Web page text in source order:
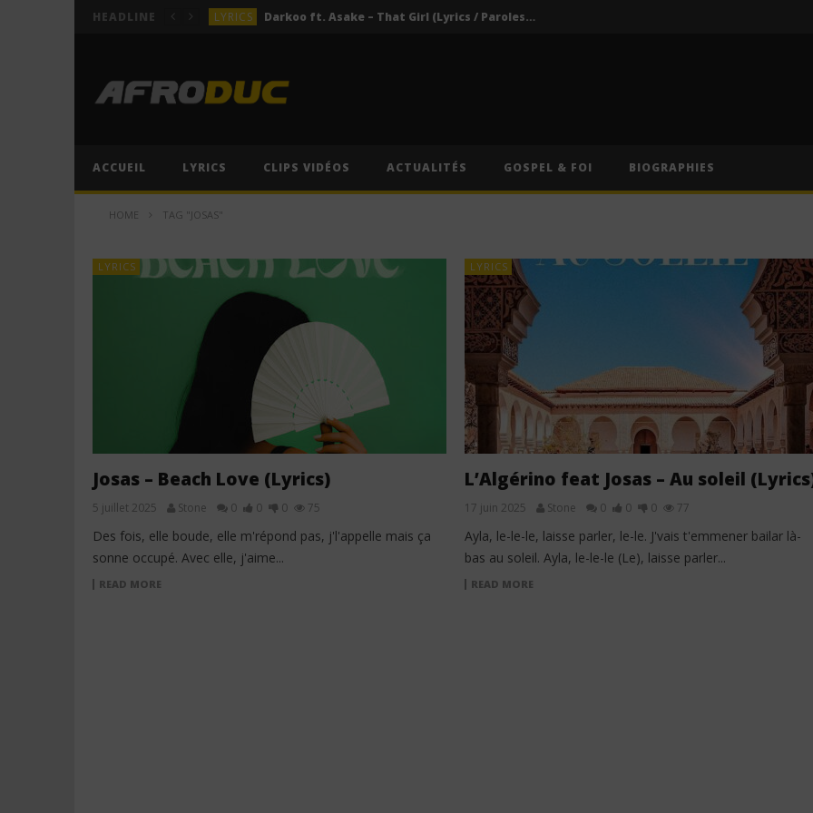
HEADLINE LYRICS Darkoo ft. Asake – That Girl (Lyrics / Paroles & Traduction Française)
ACTUALITÉS
LYRICS Darkoo ft. Asake – That Girl (Lyrics / Paroles & Traduction Française)
ACCUEIL LYRICS CLIPS VIDÉOS ACTUALITÉS GOSPEL & FOI BIOGRAPHIES
HOME TAG "JOSAS"
LYRICS
Josas – Beach Love (Lyrics)
5 juillet 2025 Stone 0 0 0 75
Des fois, elle boude, elle m'répond pas, j'l'appelle mais ça
sonne occupé. Avec elle, j'aime...
READ MORE
LYRICS
L’Algérino feat Josas – Au soleil
17 juin 2025 Stone 0 0 0 77
Ayla, lе-le-le, laisse parlеr, le-le. J'vais t'emmener bailar là-
bas au soleil. Ayla, le-le-le (Le), laisse parler...
READ MORE